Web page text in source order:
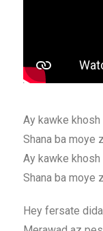
Ay kawke
Shana ba moye
Ay kawke
Shana ba moye
Hey fersate